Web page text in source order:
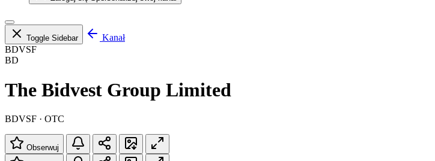
Toggle Sidebar
Kanał
BDVSF
BD
The Bidvest Group Limited
BDVSF · OTC
Obserwuj